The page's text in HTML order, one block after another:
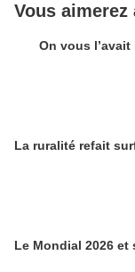
Vous aimerez
On vous l’avait
Le Mondial 2026 et